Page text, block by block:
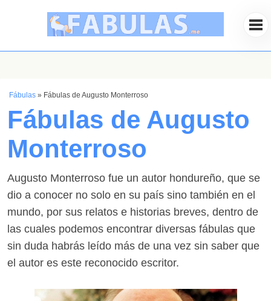
Fábulas » Fábulas de Augusto Monterroso
Fábulas de Augusto
Monterroso
Augusto Monterroso fue un autor hondureño, que se
dio a conocer no solo en su país sino también en el
mundo, por sus relatos e historias breves, dentro de
las cuales podemos encontrar diversas fábulas que
sin duda habrás leído más de una vez sin saber que
el autor es este reconocido escritor.